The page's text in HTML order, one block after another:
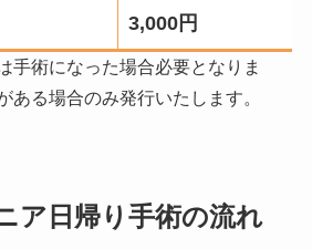
3,000円
手術になった場合必要となりま
ある場合のみ発行いたします。
ア日帰り手術の流れ